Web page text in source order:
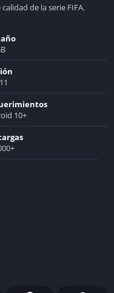
de la serie FIFA.
10+